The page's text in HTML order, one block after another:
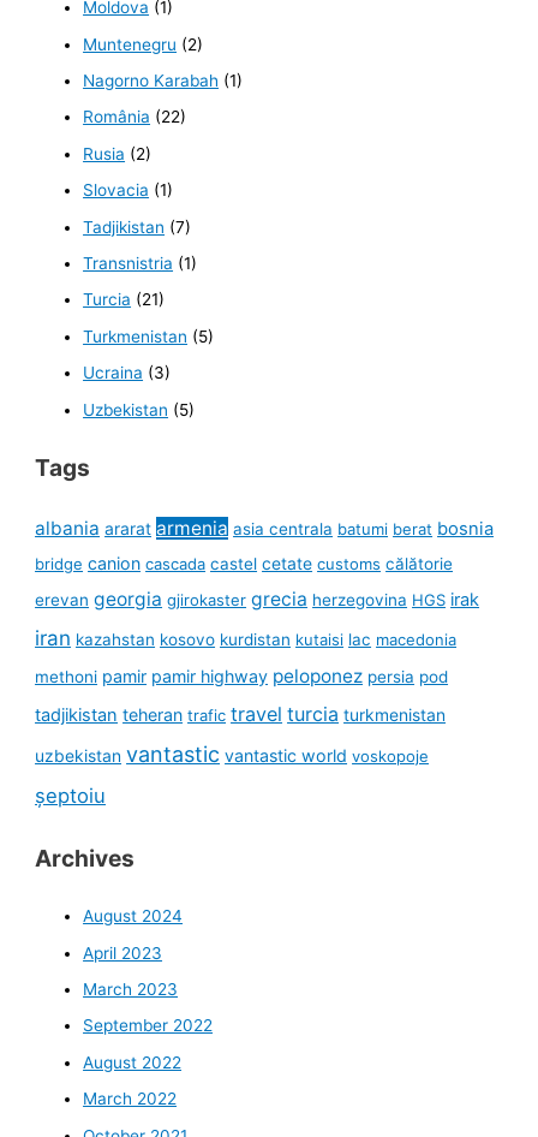
Moldova (1)
Muntenegru (2)
Nagorno Karabah (1)
România (22)
Rusia (2)
Slovacia (1)
Tadjikistan (7)
Transnistria (1)
Turcia (21)
Turkmenistan (5)
Ucraina (3)
Uzbekistan (5)
Tags
albania ararat armenia asia centrala batumi berat bosnia
bridge canion cascada castel cetate customs călătorie
erevan georgia gjirokaster grecia herzegovina HGS irak
iran kazahstan kosovo kurdistan kutaisi lac macedonia
methoni pamir pamir highway peloponez persia pod
tadjikistan teheran trafic travel turcia turkmenistan
uzbekistan vantastic vantastic world voskopoje
șeptoiu
Archives
August 2024
April 2023
March 2023
September 2022
August 2022
March 2022